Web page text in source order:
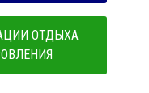
ОТДЫХА